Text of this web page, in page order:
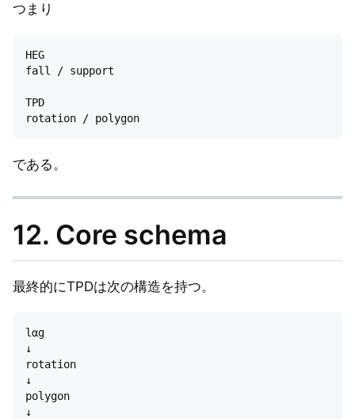
つまり
HEG
fall / support
TPD
である。
12. Core schema
最終的にTPDは次の構造を持つ。
lαg
↓
rotation
↓
polygon
↓